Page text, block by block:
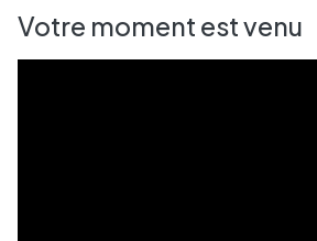
Votre moment est venu